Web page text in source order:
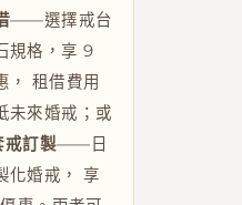
——選擇戒台
規格，享 9
， 租借費用
未來婚戒；或
戒訂製——日
化婚戒， 享